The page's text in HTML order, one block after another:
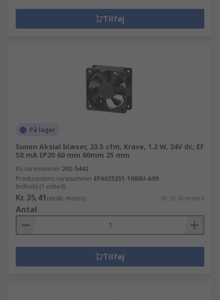
Tilføj
På lager
Sunon Aksial blæser, 23.5 cfm, Krave, 1.2 W, 24V dc, EF
58 mA IP20 60 mm 60mm 25 mm
RS-varenummer 202-5442
Producentens varenummer EF60252S1-1000U-A99
Indhold (1 enhed)
Kr. 35,41(ekskl. moms) Kr. 35,41/enhed
Antal
Tilføj